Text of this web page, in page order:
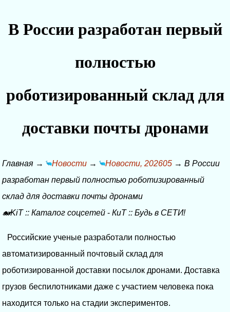
В России разработан первый
полностью
роботизированный склад для
доставки почты дронами
Главная → Новости → Новости, 202605 → В России
разработан первый полностью роботизированный
склад для доставки почты дронами
🐋KiT:: Каталог соцсетей - КиТ:: Будь в СЕТИ!
Российские ученые разработали полностью
автоматизированный почтовый склад для
роботизированной доставки посылок дронами. Доставка
грузов беспилотниками даже с участием человека пока
находится только на стадии экспериментов.